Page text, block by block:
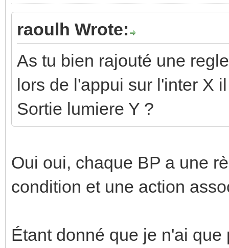
raoulh Wrote:
As tu bien rajouté une
lors de l'appui sur l'inter X
Sortie lumiere Y ?
Oui oui, chaque BP a une
condition et une action
Étant donné que je n'ai